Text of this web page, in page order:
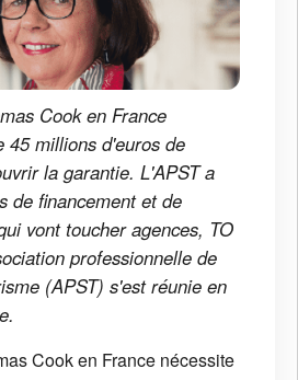
Cook en France
45 millions d'euros de
la garantie. L'APST a
de financement et de
vont toucher agences, TO
professionnelle de
(APST) s'est réunie en
Cook en France nécessite